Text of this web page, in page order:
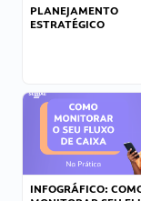
PLANEJAMENTO
ESTRATÉGICO
INFOGRÁFICO: